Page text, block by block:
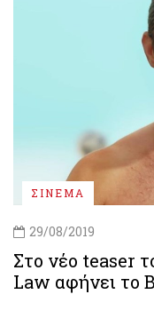
ΣΙΝΕΜΑ
29/08/2019
Στο νέο teaser
Law αφήνει το